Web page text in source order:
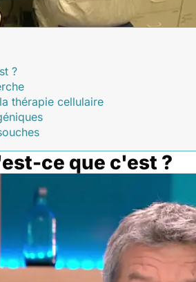
?
thérapie cellulaire
ce que c'est ?